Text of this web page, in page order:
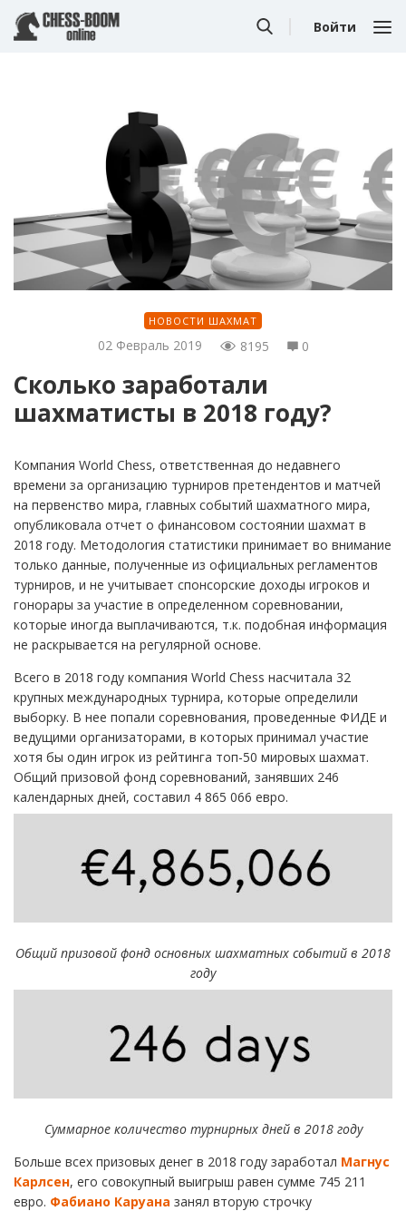
Войти
НОВОСТИ ШАХМАТ
02 Февраль 2019 8195 0
Сколько заработали
шахматисты в 2018 году?
Компания World Chess, ответственная до недавнего
времени за организацию турниров претендентов и матчей
на первенство мира, главных событий шахматного мира,
опубликовала отчет о финансовом состоянии шахмат в
2018 году. Методология статистики принимает во внимание
только данные, полученные из официальных регламентов
турниров, и не учитывает спонсорские доходы игроков и
гонорары за участие в определенном соревновании,
которые иногда выплачиваются, т.к. подобная информация
не раскрывается на регулярной основе.
Всего в 2018 году компания World Chess насчитала 32
крупных международных турнира, которые определили
выборку. В нее попали соревнования, проведенные ФИДЕ и
ведущими организаторами, в которых принимал участие
хотя бы один игрок из рейтинга топ-50 мировых шахмат.
Общий призовой фонд соревнований, занявших 246
календарных дней, составил 4 865 066 евро.
Общий призовой фонд основных шахматных событий в 2018
году
Суммарное количество турнирных дней в 2018 году
Больше всех призовых денег в 2018 году заработал Магнус
Карлсен, его совокупный выигрыш равен сумме 745 211
евро. Фабиано Каруана занял вторую строчку